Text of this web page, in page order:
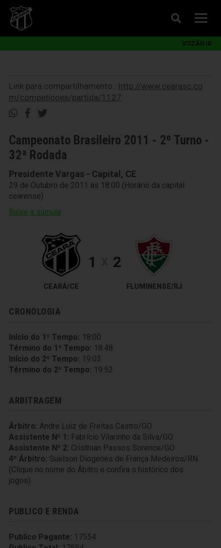
VOZÃO ID
Link para compartilhamento:: http://www.cearasc.co
m/competicoes/partida/1127
Campeonato Brasileiro 2011 - 2º Turno -
32ª Rodada
Presidente Vargas - Capital, CE
29 de Outubro de 2011 às 18:00 (Horário da capital
cearense)
Baixe a súmula
CEARÁ/CE
1 2
FLUMINENSE/RJ
CRONOLOGIA
Início do 1º Tempo: 18:00
Término do 1º Tempo: 18:48
Início do 2º Tempo: 19:03
Término do 2º Tempo: 19:52
ARBITRAGEM
Árbitro: Andre Luiz de Freitas Castro/GO
Assistente Nº 1: Fabrício Vilarinho da Silva/GO
Assistente Nº 2: Cristhian Passos Sorence/GO
4º Árbitro: Suelson Diogenes de França Medeiros/RN
(Clique no nome do Ábitro e confira o histórico dos
jogos)
PUBLICO E RENDA
Publico Pagante: 17554